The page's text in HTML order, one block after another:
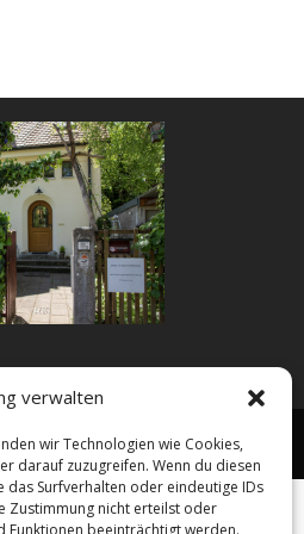
verwalten
wir Technologien wie Cookies,
darauf zuzugreifen. Wenn du diesen
das Surfverhalten oder eindeutige IDs
Zustimmung nicht erteilst oder
Funktionen beeinträchtigt werden.
Datenschutz